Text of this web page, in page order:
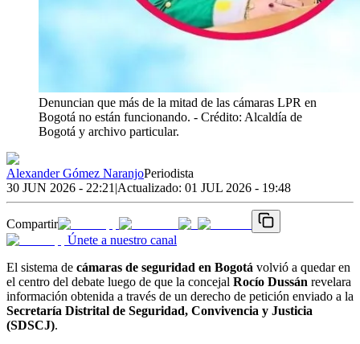
Denuncian que más de la mitad de las cámaras LPR en
Bogotá no están funcionando. - Crédito: Alcaldía de
Bogotá y archivo particular.
Alexander Gómez NaranjoPeriodista
30 JUN 2026 - 22:21 |Actualizado: 01 JUL 2026 - 19:48
Compartir
Únete a nuestro canal
El sistema de cámaras de seguridad en Bogotá volvió a quedar en
el centro del debate luego de que la concejal Rocío Dussán revelara
información obtenida a través de un derecho de petición enviado a la
Secretaría Distrital de Seguridad, Convivencia y Justicia
(SDSCJ).